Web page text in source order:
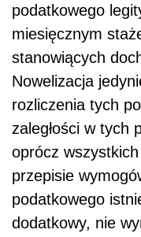
podatkowego
miesięcznym
stanowiących
Nowelizacja
rozliczenia tych
zaległości w tych
oprócz
przepisie
podatkowego
dodatkowy, nie